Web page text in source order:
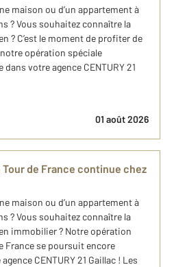
maison ou d’un appartement à
? Vous souhaitez connaître la
? C’est le moment de profiter de
opération spéciale
votre agence CENTURY 21
01 août 2026
Tour de France continue chez
maison ou d’un appartement à
? Vous souhaitez connaître la
immobilier ? Notre opération
France se poursuit encore
CENTURY 21 Gaillac ! Les